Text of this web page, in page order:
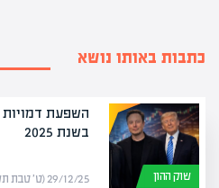
כתבות באותו נושא
שוק ההון
השפעת
בשנת 2025
29/12/25 (ט׳ טבת תשפ״ו) | מערכת אפיק